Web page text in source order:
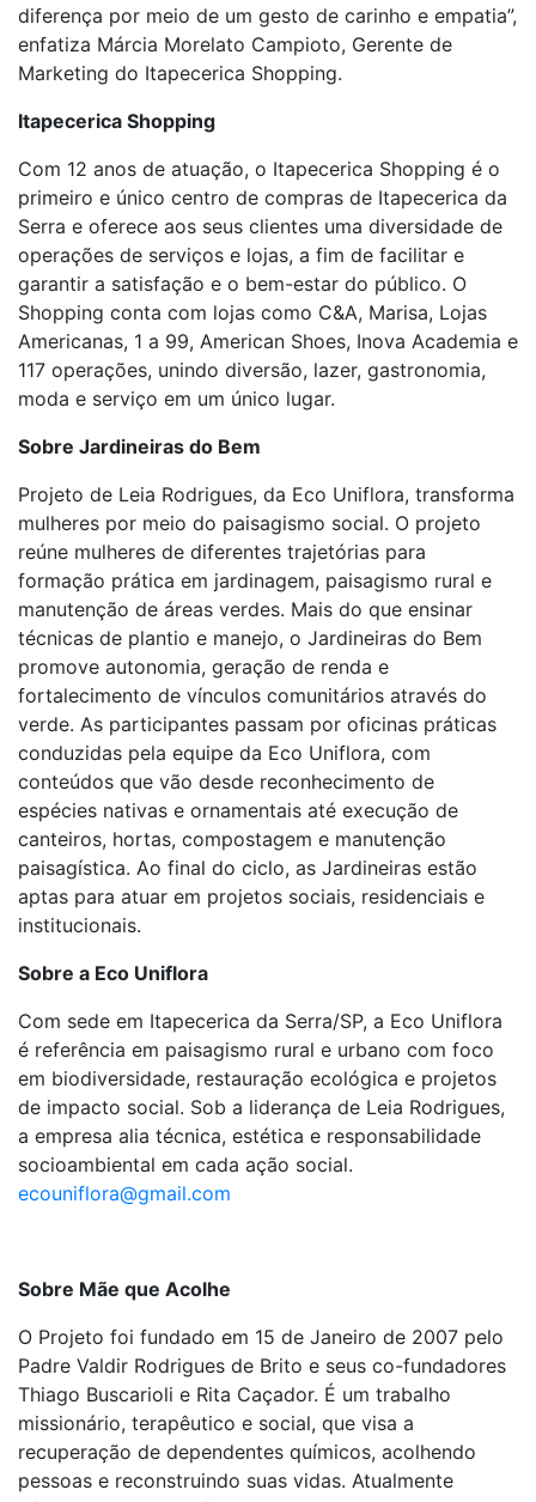
diferença por meio de um gesto de carinho e empatia”,
enfatiza Márcia Morelato Campioto, Gerente de
Marketing do Itapecerica Shopping.
Itapecerica Shopping
Com 12 anos de atuação, o Itapecerica Shopping é o
primeiro e único centro de compras de Itapecerica da
Serra e oferece aos seus clientes uma diversidade de
operações de serviços e lojas, a fim de facilitar e
garantir a satisfação e o bem-estar do público. O
Shopping conta com lojas como C&A, Marisa, Lojas
Americanas, 1 a 99, American Shoes, Inova Academia e
117 operações, unindo diversão, lazer, gastronomia,
moda e serviço em um único lugar.
Sobre Jardineiras do Bem
Projeto de Leia Rodrigues, da Eco Uniflora, transforma
mulheres por meio do paisagismo social. O projeto
reúne mulheres de diferentes trajetórias para
formação prática em jardinagem, paisagismo rural e
manutenção de áreas verdes. Mais do que ensinar
técnicas de plantio e manejo, o Jardineiras do Bem
promove autonomia, geração de renda e
fortalecimento de vínculos comunitários através do
verde. As participantes passam por oficinas práticas
conduzidas pela equipe da Eco Uniflora, com
conteúdos que vão desde reconhecimento de
espécies nativas e ornamentais até execução de
canteiros, hortas, compostagem e manutenção
paisagística. Ao final do ciclo, as Jardineiras estão
aptas para atuar em projetos sociais, residenciais e
institucionais.
Sobre a Eco Uniflora
Com sede em Itapecerica da Serra/SP, a Eco Uniflora
é referência em paisagismo rural e urbano com foco
em biodiversidade, restauração ecológica e projetos
de impacto social. Sob a liderança de Leia Rodrigues,
a empresa alia técnica, estética e responsabilidade
socioambiental em cada ação social.
ecouniflora@gmail.com
Sobre Mãe que Acolhe
O Projeto foi fundado em 15 de Janeiro de 2007 pelo
Padre Valdir Rodrigues de Brito e seus co-fundadores
Thiago Buscarioli e Rita Caçador. É um trabalho
missionário, terapêutico e social, que visa a
recuperação de dependentes químicos, acolhendo
pessoas e reconstruindo suas vidas. Atualmente